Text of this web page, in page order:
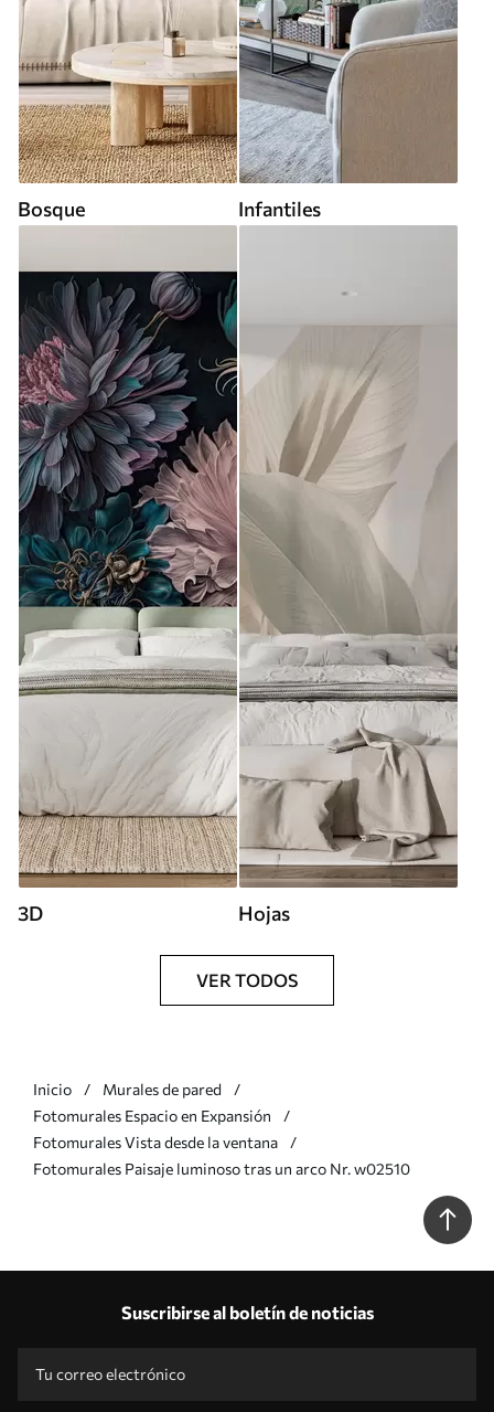
Bosque Infantiles
3D Hojas
VER TODOS
Inicio
Murales de pared
Fotomurales Espacio en Expansión
Fotomurales Vista desde la ventana
Fotomurales Paisaje luminoso tras un arco Nr. w02510
Suscribirse al boletín de noticias